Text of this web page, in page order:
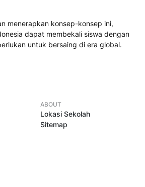
menerapkan konsep-konsep ini,
dapat membekali siswa dengan
untuk bersaing di era global.
ABOUT
Lokasi Sekolah
Sitemap